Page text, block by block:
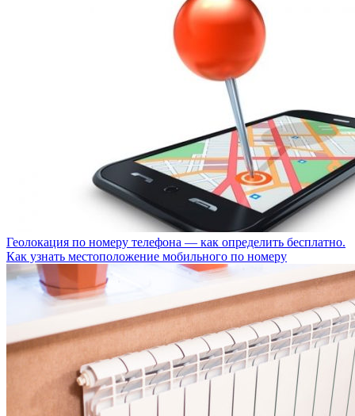
Геолокация по номеру телефона — как определить бесплатно.
Как узнать местоположение мобильного по номеру